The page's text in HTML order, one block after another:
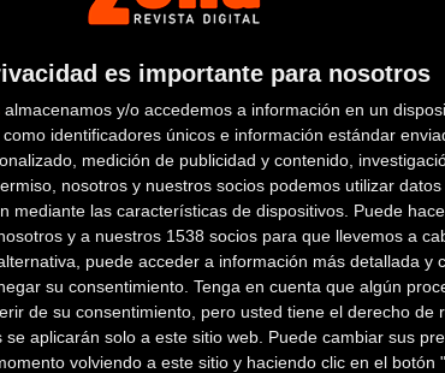
es importante para nosotros
almacenamos y/o accedemos a información en un
identificadores únicos e información estándar
medición de publicidad y contenido,
nosotros y nuestros socios podemos utilizar
mediante las características de dispositivos. Puede
y a nuestros 1538 socios para que llevemos a
puede acceder a información más detallada y
su consentimiento. Tenga en cuenta que algún
de su consentimiento, pero usted tiene el derecho de
aplicarán solo a este sitio web. Puede cambiar sus
volviendo a este sitio y haciendo clic en el botón
HIERRO
1º de Mayo, 36
Trapagarán (Vizcaya)
LA FERRO